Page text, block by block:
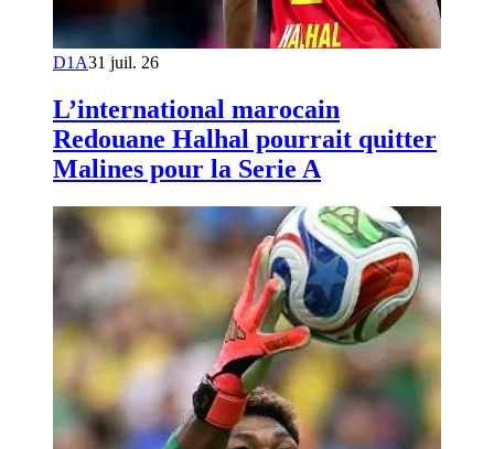
D1A31 juil. 26
L’international marocain
Redouane Halhal pourrait quitter
Malines pour la Serie A